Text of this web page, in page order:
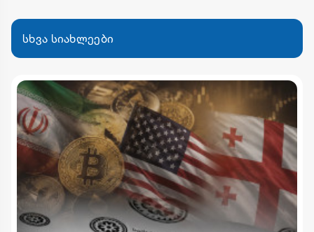
სხვა სიახლეები